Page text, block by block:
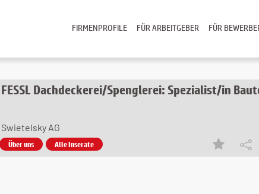
FÜR
FÜR ARBEITGEBER
FIRMENPROFILE
FESSL Dachdeckerei/Spenglerei: Spezialist/in
Swietelsky AG
Über uns Alle Inserate